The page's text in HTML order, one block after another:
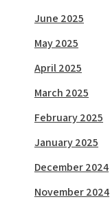
June 2025
May 2025
April 2025
March 2025
February 2025
January 2025
December 2024
November 2024